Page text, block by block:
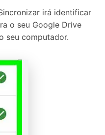
irá identificar
o seu Google Drive
seu computador.